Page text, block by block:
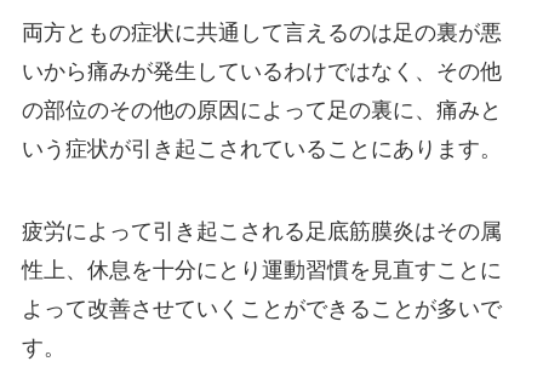
両方ともの症状に共通して言えるのは足の裏が悪
いから痛みが発生しているわけではなく、その他
の部位のその他の原因によって足の裏に、痛みと
いう症状が引き起こされていることにあります。
疲労によって引き起こされる足底筋膜炎はその属
性上、休息を十分にとり運動習慣を見直すことに
よって改善させていくことができることが多いで
す。